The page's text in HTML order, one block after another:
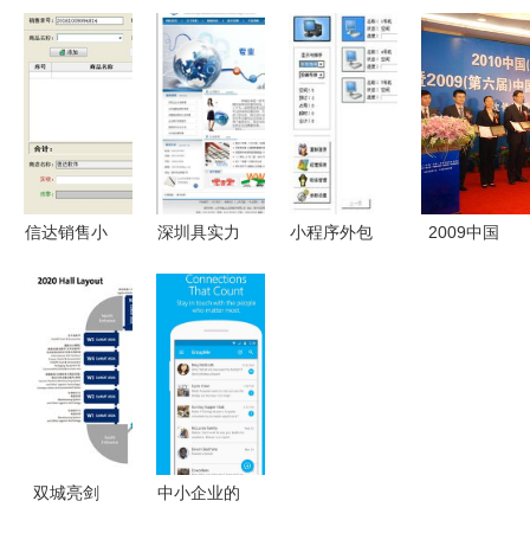
智能人员外
包服务招标
移动数字文
化领域的高
质量发展之
路
网络版外包
服务 赋能
中小企业的
降本增效利
器
国软件零售
收入占比三
分之一，这
意味着什
么？
信达销售小
销售小票打
印助手
v11.2标准
版——高效
管理首选
深圳具实力
软件 厂家
选择与价格
分析
小程序外包
2009中国
双城亮剑
中小企业的